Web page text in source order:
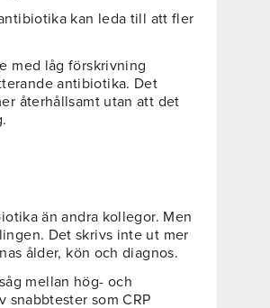
kan leda till att fler
med låg förskrivning
antibiotika. Det
återhållsamt utan att det
än andra kollegor. Men
Det skrivs inte ut mer
ålder, kön och diagnos.
mellan hög- och
som CRP